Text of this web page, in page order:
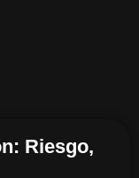
Riesgo,